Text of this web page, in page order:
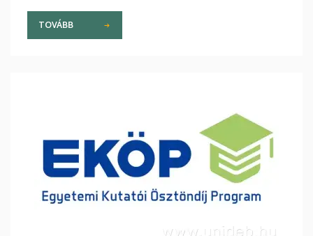
része, grandiózus tanévnyitó stadionshow-n
vehetnek részt szeptember közepén.
TOVÁBB